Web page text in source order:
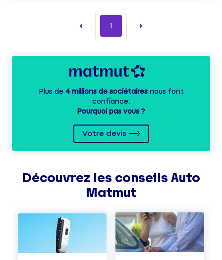
1
Plus de 4 millions de sociétairesnous font
confiance.
Pourquoi pas vous ?
Votre devis
Découvrez les conseils Auto
Matmut